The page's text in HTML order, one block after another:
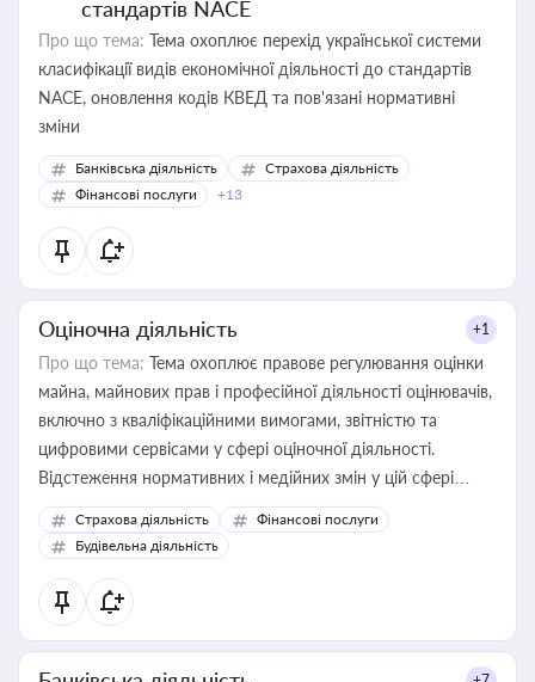
стандартів NACE
Про що тема: Тема охоплює перехід української системи
класифікації видів економічної діяльності до стандартів
NACE, оновлення кодів КВЕД та пов'язані нормативні
зміни
Банківська діяльність
Страхова діяльність
Фінансові послуги
+13
Оціночна діяльність +1
Про що тема: Тема охоплює правове регулювання оцінки
майна, майнових прав і професійної діяльності оцінювачів,
включно з кваліфікаційними вимогами, звітністю та
цифровими сервісами у сфері оціночної діяльності.
Відстеження нормативних і медійних змін у цій сфері
корисне для власника бізнесу, керівника, юриста або
бухгалтера під час оподаткування, приватизації, оренди
державного майна, корпоративних угод і перевірки
статусу суб'єктів оціночної діяльності
Страхова діяльність
Фінансові послуги
Будівельна діяльність